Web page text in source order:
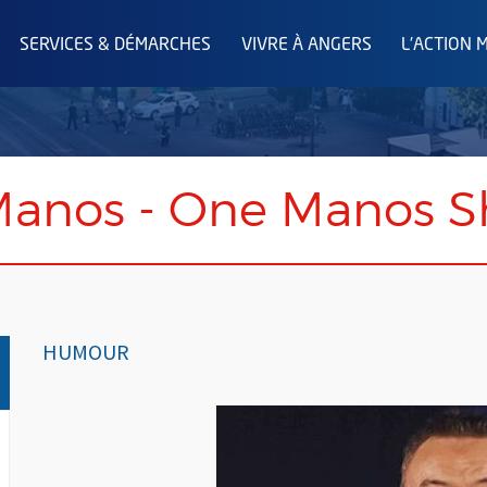
SERVICES & DÉMARCHES VIVRE À ANGERS L'ACTION
- One Manos
HUMOUR